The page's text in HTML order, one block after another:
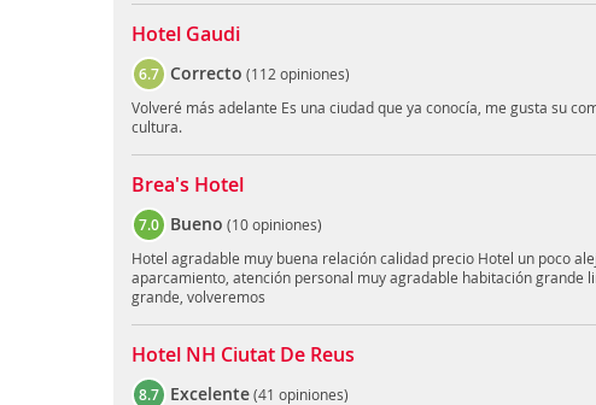
Hotel Gaudi
6.7 Correcto (112 opiniones)
Volveré más adelante Es una ciudad que ya conocía, me gusta su
cultura.
Brea's Hotel
7.0 Bueno (10 opiniones)
Hotel agradable muy buena relación calidad precio Hotel un poco
aparcamiento, atención personal muy agradable habitación grande
grande, volveremos
Hotel NH Ciutat De Reus
8.7 Excelente(41 opiniones)